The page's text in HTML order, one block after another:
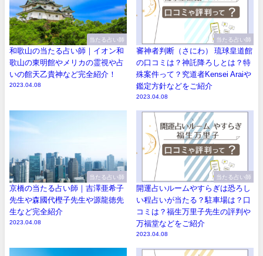
当たる占い師
和歌山の当たる占い師｜イオン和
歌山の東明館やメリカの霊視や占
いの館天乙貴神など完全紹介！
2023.04.08
当たる占い師
審神者判断（さにわ） 琉球皇道館
の口コミは？神託降ろしとは？特
殊案件って？究道者Kensei Araiや
鑑定方針などをご紹介
2023.04.08
当たる占い師
京橋の当たる占い師｜吉澤亜希子
先生や森國代樫子先生や源龍徳先
生など完全紹介
2023.04.08
当たる占い師
開運占いルームやすらぎは恐ろし
い程占いが当たる？駐車場は？口
コミは？福生万里子先生の評判や
万福堂などをご紹介
2023.04.08